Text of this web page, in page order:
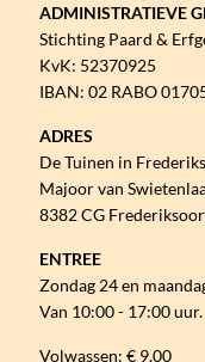
ADMINISTRATIEVE
Stichting Paard &
KvK: 52370925
IBAN: 02 RABO
ADRES
De Tuinen in
Majoor van
8382 CG
ENTREE
Zondag 24 en
Van 10:00 - 17:00 uur.
Volwassen: € 9,00